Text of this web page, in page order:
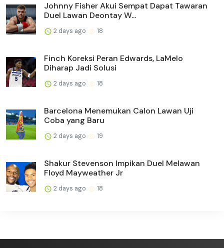
Johnny Fisher Akui Sempat Dapat Tawaran
Duel Lawan Deontay W...
2 days ago 18
Finch Koreksi Peran Edwards, LaMelo
Diharap Jadi Solusi
2 days ago 18
Barcelona Menemukan Calon Lawan Uji
Coba yang Baru
2 days ago 19
Shakur Stevenson Impikan Duel Melawan
Floyd Mayweather Jr
2 days ago 18